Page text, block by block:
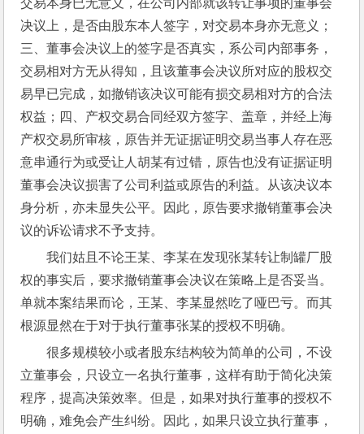
交易本身已无意义，在公司内部就该转让事项的董事会
决议上，是否由股东本人签字，对交易本身亦无意义；
三、董事会决议上的签字是否真实，系公司内部事务，
交易相对方无从得知，且该董事会决议所对应的股权交
易早已完成，如撤销该决议可能有损交易相对方的合法
权益；四、产权交易合同经双方签字、盖章，并经上海
产权交易所审核，原告并无证据证明交易当事人存在恶
意串通行为或受让人胡某有过错，原告也没有证据证明
董事会决议损害了公司利益或原告的利益。从该决议本
身分析，亦未显失公平。因此，原告要求撤销董事会决
议的诉讼请求不予支持。
我们姑且不论王某、李某在发现张某转让制罐厂股
权的事实后，要求撤销董事会决议在策略上是否妥当。
单就本案结果而论，王某、李某显然吃了哑巴亏。而其
根源显然在于对于执行董事张某的授权不明确。
很多规模较小或者股东结构较为简单的公司，不设
立董事会，只设立一名执行董事，这样有助于简化决策
程序，提高决策效率。但是，如果对执行董事的授权不
明确，难免会产生纠纷。因此，如果只设立执行董事，